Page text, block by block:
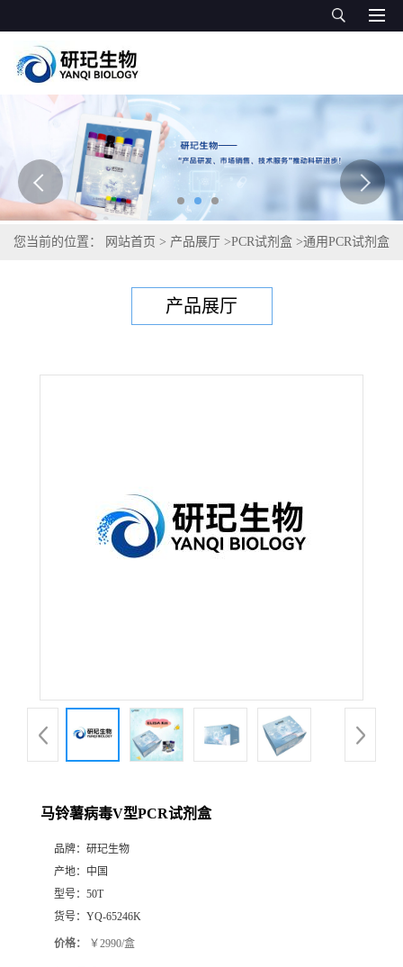
您当前的位置： 网站首页 > 产品展厅 >PCR试剂盒 >通用PCR试剂盒
产品展厅
马铃薯病毒V型PCR试剂盒
品牌： 研玘生物
产地： 中国
型号： 50T
货号： YQ-65246K
价格： ￥2990/盒